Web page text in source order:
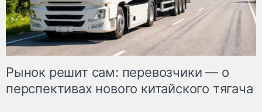
Рынок решит сам: перевозчики — о
перспективах нового китайского тягача